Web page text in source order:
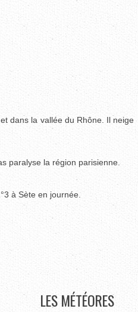
dans la vallée du Rhône. Il neige
paralyse la région parisienne.
à Sète en journée.
LES MÉTÉORES